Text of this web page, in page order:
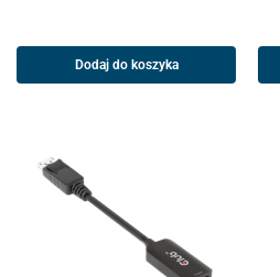
Dodaj do koszyka